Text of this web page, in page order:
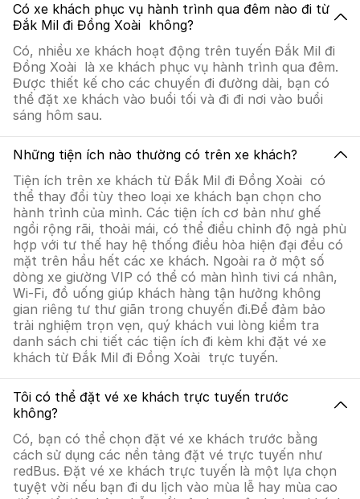
Có xe khách phục vụ hành trình qua đêm nào đi từ
Đắk Mil đi Đồng Xoài không?
Có, nhiều xe khách hoạt động trên tuyến Đắk Mil đi
Đồng Xoài là xe khách phục vụ hành trình qua đêm.
Được thiết kế cho các chuyến đi đường dài, bạn có
thể đặt xe khách vào buổi tối và đi đi nơi vào buổi
sáng hôm sau.
Những tiện ích nào thường có trên xe khách?
Tiện ích trên xe khách từ Đắk Mil đi Đồng Xoài có
thể thay đổi tùy theo loại xe khách bạn chọn cho
hành trình của mình. Các tiện ích cơ bản như ghế
ngồi rộng rãi, thoải mái, có thể điều chỉnh độ ngả phù
hợp với tư thế hay hệ thống điều hòa hiện đại đều có
mặt trên hầu hết các xe khách. Ngoài ra ở một số
dòng xe giường VIP có thể có màn hình tivi cá nhân,
Wi-Fi, đồ uống giúp khách hàng tận hưởng không
gian riêng tư thư giãn trong chuyến đi.Để đảm bảo
trải nghiệm trọn vẹn, quý khách vui lòng kiểm tra
danh sách chi tiết các tiện ích đi kèm khi đặt vé xe
khách từ Đắk Mil đi Đồng Xoài trực tuyến.
Tôi có thể đặt vé xe khách trực tuyến trước
không?
Có, bạn có thể chọn đặt vé xe khách trước bằng
cách sử dụng các nền tảng đặt vé trực tuyến như
redBus. Đặt vé xe khách trực tuyến là một lựa chọn
tuyệt vời nếu bạn đi du lịch vào mùa lễ hay mùa cao